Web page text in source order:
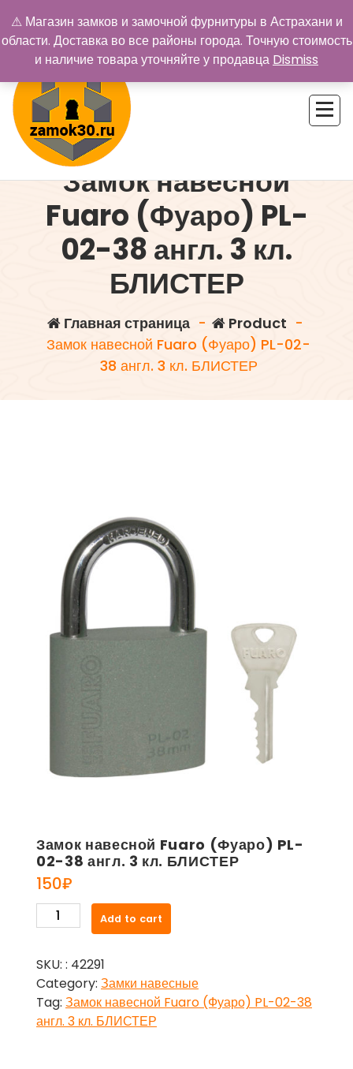
содержимому
Замок навесной
Fuaro (Фуаро) PL-
02-38 англ. 3 кл.
БЛИСТЕР
Главная страница - Product -
Замок навесной Fuaro (Фуаро) PL-02-
38 англ. 3 кл. БЛИСТЕР
Замок навесной Fuaro (Фуаро) PL-
02-38 англ. 3 кл. БЛИСТЕР
150₽
Замок
навесной
(Фуаро)
PL-
02-
38
Add to cart
SKU: : 42291
Category: Замки навесные
Tag: Замок навесной Fuaro (Фуаро) PL-02-38
англ. 3 кл. БЛИСТЕР
⚠ Магазин замков и замочной фурнитуры в Астрахани и
области. Доставка во все районы города. Точную стоимость
и наличие товара уточняйте у продавца Dismiss